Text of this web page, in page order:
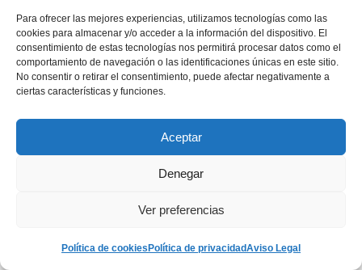
Para ofrecer las mejores experiencias, utilizamos tecnologías como las
cookies para almacenar y/o acceder a la información del dispositivo. El
consentimiento de estas tecnologías nos permitirá procesar datos como el
comportamiento de navegación o las identificaciones únicas en este sitio.
No consentir o retirar el consentimiento, puede afectar negativamente a
ciertas características y funciones.
Aceptar
Denegar
Ver preferencias
Política de cookies Política de privacidadAviso Legal